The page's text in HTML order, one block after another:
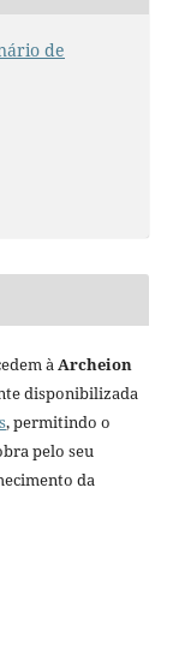
de
àArcheion
disponibilizada
, permitindo o
pelo seu
da